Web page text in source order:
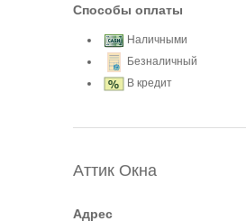
Способы оплаты
Наличными
Безналичный
В кредит
Аттик Окна
Адрес